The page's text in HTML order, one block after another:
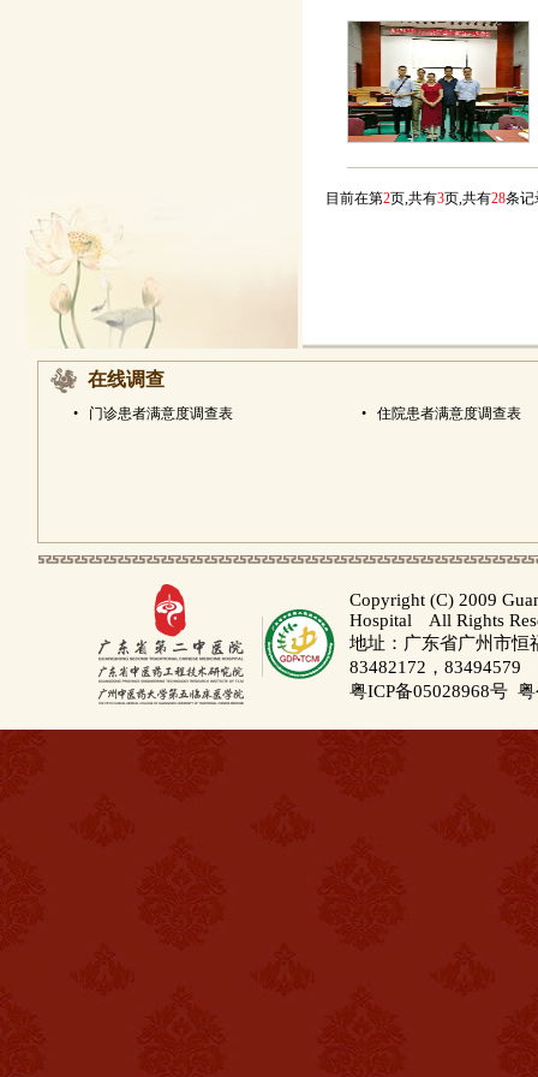
目前在第2页,共有3页,共有28条
在线调查
• 门诊患者满意度调查表 • 住院患者满意度调查表
Copyright (C) 2009
Hospital All Rights
地址：广东省广州市
83482172，83494579
粤ICP备05028968号